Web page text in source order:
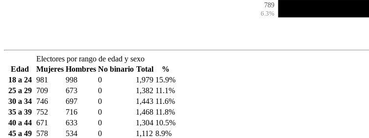
789
6.3%
Electores por rango de edad y sexo
Edad
Mujeres Hombres No binario Total
%
18 a 24 981 998 0 1,979 15.9%
25 a 29
709 673 0 1,382 11.1%
30 a 34
746 697 0 1,443 11.6%
35 a 39
752 716 0 1,468 11.8%
40 a 44 671 633 0 1,304 10.5%
45 a 49
578 534 0 1,112 8.9%